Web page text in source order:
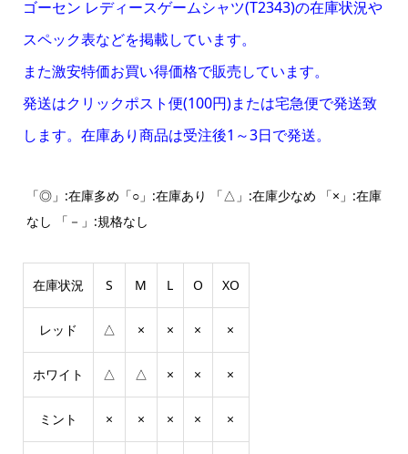
ゴーセン レディースゲームシャツ(T2343)の在庫状況や
スペック表などを掲載しています。
また激安特価お買い得価格で販売しています。
発送はクリックポスト便(100円)または宅急便で発送致
します。在庫あり商品は受注後1～3日で発送。
「◎」:在庫多め「○」:在庫あり 「△」:在庫少なめ 「×」:在庫
なし 「－」:規格なし
在庫状況 S M L O XO
レッド △ × × × ×
ホワイト △ △ × × ×
ミント × × × × ×